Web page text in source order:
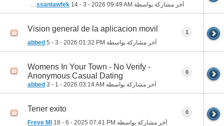
آخر مشاركة بواسطة mohamedhassantawfek 14 - 3 - 2026 09:49 AM
Vision general de la aplicacion movil
آخر مشاركة بواسطة abbed 5 - 3 - 2026 01:32 PM
1
Womens In Your Town - No Verify -
Anonymous Casual Dating
آخر مشاركة بواسطة abbed 3 - 1 - 2026 03:14 AM
0
Tener exito
آخر مشاركة بواسطة Freve Ml 18 - 6 - 2025 07:41 PM
0